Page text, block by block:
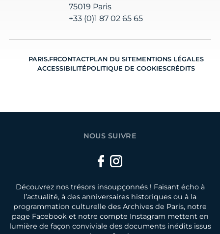
75019 Paris
+33 (0)1 87 02 65 65
PARIS.FRCONTACTPLAN DU SITEMENTIONS LÉGALES
ACCESSIBILITÉPOLITIQUE DE COOKIESCRÉDITS
NOUS SUIVRE
Facebook
Instagram
Découvrez nos trésors insoupçonnés ! Faisant écho à
l’actualité, à des anniversaires historiques ou à la
programmation culturelle des Archives de Paris, notre
page Facebook et notre compte Instagram mettent en
lumière de façon conviviale des documents inédits issus